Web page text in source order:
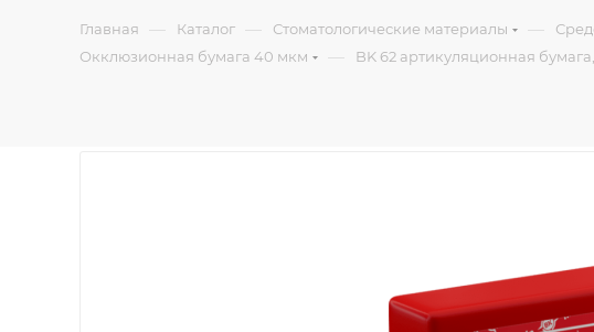
Главная — Каталог — Стоматологические материалы —
Окклюзионная бумага 40 мкм
— BK 62 артикуляционная